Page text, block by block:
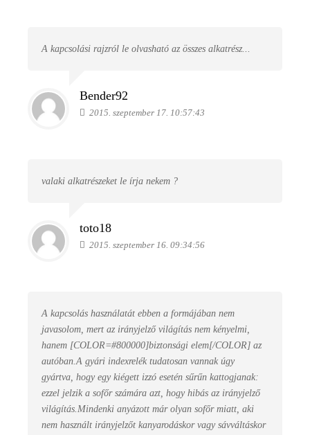
A kapcsolási rajzról le olvasható az összes alkatrész...
Bender92
2015. szeptember 17. 10:57:43
valaki alkatrészeket le írja nekem ?
toto18
2015. szeptember 16. 09:34:56
A kapcsolás használatát ebben a formájában nem
javasolom, mert az irányjelző világítás nem kényelmi,
hanem [COLOR=#800000]biztonsági elem[/COLOR] az
autóban.A gyári indexrelék tudatosan vannak úgy
gyártva, hogy egy kiégett izzó esetén sűrűn kattogjanak:
ezzel jelzik a sofőr számára azt, hogy hibás az irányjelző
világítás.Mindenki anyázott már olyan sofőr miatt, aki
nem használt irányjelzőt kanyarodáskor vagy sávváltáskor